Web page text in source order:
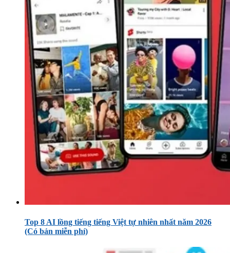
Top 8 AI lồng tiếng tiếng Việt tự nhiên nhất năm 2026
(Có bản miễn phí)